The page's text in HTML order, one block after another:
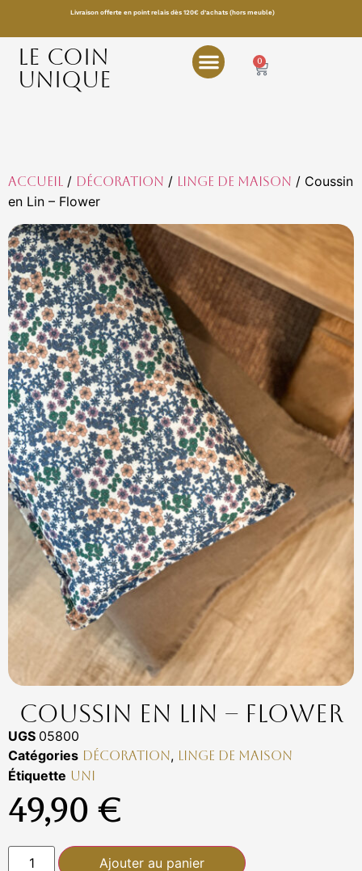
Livraison offerte en point relais dès 120€ d’achats (hors meuble)
LE COIN
UNIQUE
0
Accueil / Décoration / Linge de maison / Coussin
en Lin – Flower
Coussin en Lin – Flower
UGS 05800
Catégories Décoration, Linge de maison
Étiquette UNI
49,90 €
Ajouter au panier